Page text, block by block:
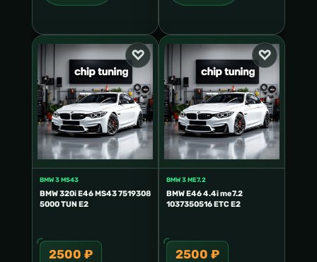
BMW 3 MS43
BMW 320i E46 MS43 7519308
5000 TUN E2
2500 ₽
BMW 3 ME7.2
BMW E46 4.4i me7.2
1037350516 ETC E2
2500 ₽